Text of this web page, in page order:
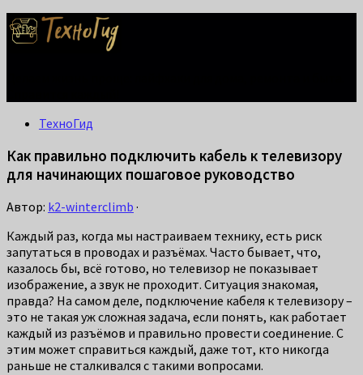
ТехноГид
Как правильно подключить кабель к телевизору
для начинающих пошаговое руководство
Автор: k2-winterclimb ·
Каждый раз, когда мы настраиваем технику, есть риск
запутаться в проводах и разъёмах. Часто бывает, что,
казалось бы, всё готово, но телевизор не показывает
изображение, а звук не проходит. Ситуация знакомая,
правда? На самом деле, подключение кабеля к телевизору –
это не такая уж сложная задача, если понять, как работает
каждый из разъёмов и правильно провести соединение. С
этим может справиться каждый, даже тот, кто никогда
раньше не сталкивался с такими вопросами.